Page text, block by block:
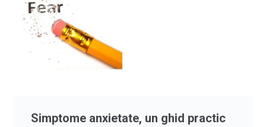
Simptome anxietate, un ghid practic